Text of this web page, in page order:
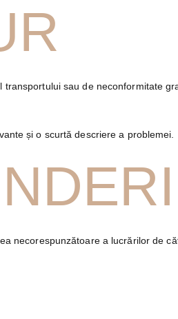
sau de neconformitate
și o scurtă descriere a problemei.
necorespunzătoare a lucrărilor de